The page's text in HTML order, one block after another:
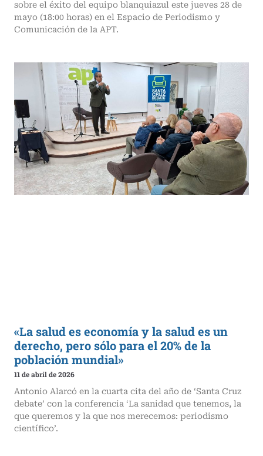
sobre el éxito del equipo blanquiazul este jueves 28 de
mayo (18:00 horas) en el Espacio de Periodismo y
Comunicación de la APT.
«La salud es economía y la salud es un
derecho, pero sólo para el 20% de la
población mundial»
11 de abril de 2026
Antonio Alarcó en la cuarta cita del año de ‘Santa Cruz
debate’ con la conferencia ‘La sanidad que tenemos, la
que queremos y la que nos merecemos: periodismo
científico’.